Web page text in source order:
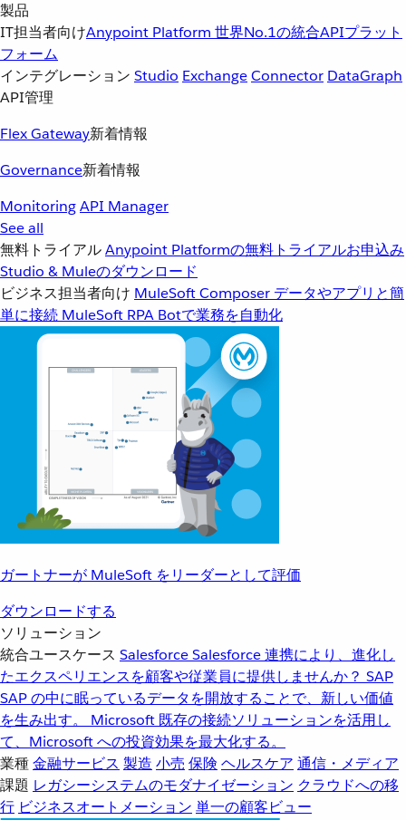
製品
IT担当者向けAnypoint Platform 世界No.1の統合APIプラット
フォーム
インテグレーション Studio ExchangeConnector DataGraph
API管理
Flex Gateway新着情報
Governance新着情報
MonitoringAPI Manager
See all
無料トライアルAnypoint Platformの無料トライアルお申込み
Studio & Muleのダウンロード
ビジネス担当者向け MuleSoft Composer データやアプリと簡
単に接続 MuleSoft RPA Botで業務を自動化
ガートナーが MuleSoft をリーダーとして評価
ダウンロードする
ソリューション
統合ユースケース SalesforceSalesforce 連携により、進化し
たエクスペリエンスを顧客や従業員に提供しませんか？ SAP
SAP の中に眠っているデータを開放することで、新しい価値
を生み出す。
Microsoft 既存の接続ソリューションを活用し
て、Microsoft への投資効果を最大化する。
業種金融サービス 製造 小売 保険 ヘルスケア 通信・メディア
課題 レガシーシステムのモダナイゼーション クラウドへの移
行 ビジネスオートメーション 単一の顧客ビュー